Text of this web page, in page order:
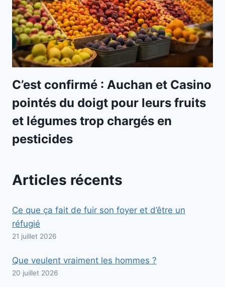
C’est confirmé : Auchan et Casino
pointés du doigt pour leurs fruits
et légumes trop chargés en
pesticides
Articles récents
Ce que ça fait de fuir son foyer et d’être un
réfugié
21 juillet 2026
Que veulent vraiment les hommes ?
20 juillet 2026